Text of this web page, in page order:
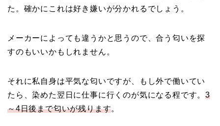
た。確かにこれは好き嫌いが分かれるでしょう。
メーカーによっても違うかと思うので、合う匂いを探
すのもいいかもしれません。
それに私自身は平気な匂いですが、もし外で働いてい
たら、染めた翌日に仕事に行くのが気になる程です。3
～4日後まで匂いが残ります。